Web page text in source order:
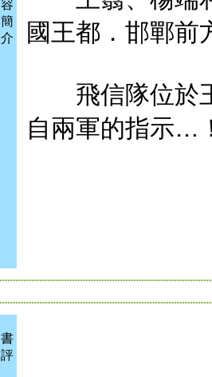
容
簡
介
國王都．邯鄲前
飛信隊位於王
自兩軍的指示…
書
評